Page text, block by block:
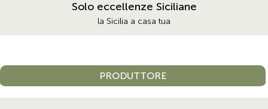
Solo eccellenze Siciliane
la Sicilia a casa tua
PRODUTTORE